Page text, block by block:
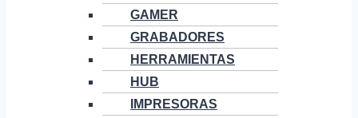
GAMER
GRABADORES
HERRAMIENTAS
HUB
IMPRESORAS